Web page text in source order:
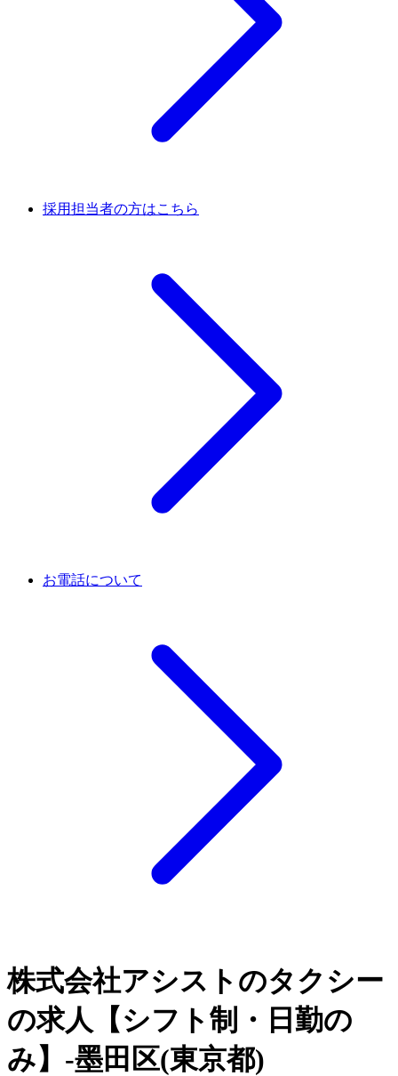
採用担当者の方はこちら
お電話について
株式会社アシストのタクシー
の求人【シフト制・日勤の
み】-墨田区(東京都)